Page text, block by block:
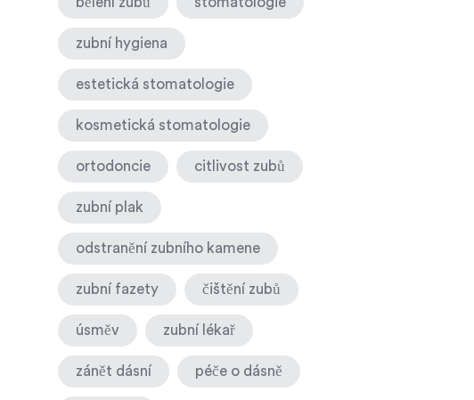
zubní hygiena
estetická stomatologie
kosmetická stomatologie
ortodoncie citlivost zubů
zubní plak
odstranění zubního kamene
zubní fazety čištění zubů
úsměv zubní lékař
zánět dásní péče o dásně